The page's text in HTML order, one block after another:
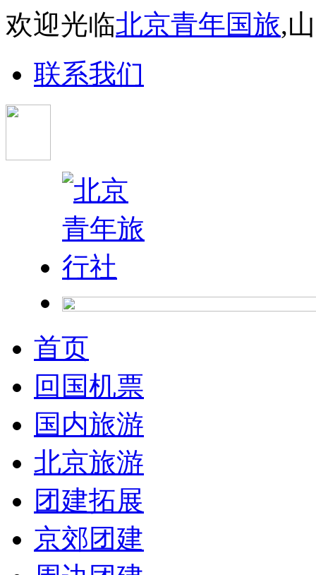
欢迎光临北京青年国旅,
联系我们
首页
回国机票
国内旅游
北京旅游
团建拓展
京郊团建